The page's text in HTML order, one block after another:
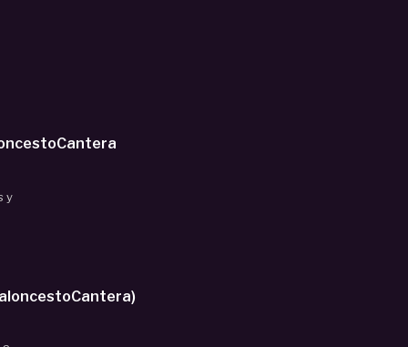
y
AlevÍn Femenino 1º año al vencer a BRAINS MORALEJA (BaloncestoCantera)